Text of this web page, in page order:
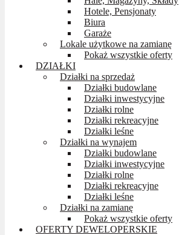
Hotele, Pensjonaty
Biura
Garaże
Lokale użytkowe na zamianę
Pokaż wszystkie oferty
DZIAŁKI
Działki na sprzedaż
Działki budowlane
Działki inwestycyjne
Działki rolne
Działki rekreacyjne
Działki leśne
Działki na wynajem
Działki budowlane
Działki inwestycyjne
Działki rolne
Działki rekreacyjne
Działki leśne
Działki na zamianę
Pokaż wszystkie oferty
OFERTY DEWELOPERSKIE